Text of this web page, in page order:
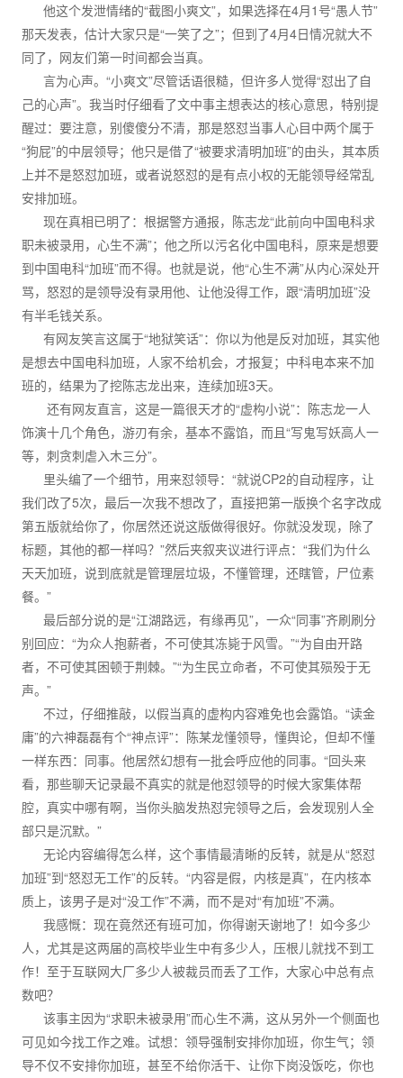
他这个发泄情绪的“截图小爽文”，如果选择在4月1号“愚人节”
那天发表，估计大家只是“一笑了之”；但到了4月4日情况就大不
同了，网友们第一时间都会当真。
言为心声。“小爽文”尽管话语很糙，但许多人觉得“怼出了自
己的心声”。我当时仔细看了文中事主想表达的核心意思，特别提
醒过：要注意，别傻傻分不清，那是怒怼当事人心目中两个属于
“狗屁”的中层领导；他只是借了“被要求清明加班”的由头，其本质
上并不是怒怼加班，或者说怒怼的是有点小权的无能领导经常乱
安排加班。
现在真相已明了：根据警方通报，陈志龙“此前向中国电科求
职未被录用，心生不满”；他之所以污名化中国电科，原来是想要
到中国电科“加班”而不得。也就是说，他“心生不满”从内心深处开
骂，怒怼的是领导没有录用他、让他没得工作，跟“清明加班”没
有半毛钱关系。
有网友笑言这属于“地狱笑话”：你以为他是反对加班，其实他
是想去中国电科加班，人家不给机会，才报复；中科电本来不加
班的，结果为了挖陈志龙出来，连续加班3天。
还有网友直言，这是一篇很天才的“虚构小说”：陈志龙一人
饰演十几个角色，游刃有余，基本不露馅，而且“写鬼写妖高人一
等，刺贪刺虐入木三分”。
里头编了一个细节，用来怼领导：“就说CP2的自动程序，让
我们改了5次，最后一次我不想改了，直接把第一版换个名字改成
第五版就给你了，你居然还说这版做得很好。你就没发现，除了
标题，其他的都一样吗？”然后夹叙夹议进行评点：“我们为什么
天天加班，说到底就是管理层垃圾，不懂管理，还瞎管，尸位素
餐。”
最后部分说的是“江湖路远，有缘再见”，一众“同事”齐刷刷分
别回应：“为众人抱薪者，不可使其冻毙于风雪。”“为自由开路
者，不可使其困顿于荆棘。”“为生民立命者，不可使其殒殁于无
声。”
不过，仔细推敲，以假当真的虚构内容难免也会露馅。“读金
庸”的六神磊磊有个“神点评”：陈某龙懂领导，懂舆论，但却不懂
一样东西：同事。他居然幻想有一批会呼应他的同事。“回头来
看，那些聊天记录最不真实的就是他怼领导的时候大家集体帮
腔，真实中哪有啊，当你头脑发热怼完领导之后，会发现别人全
部只是沉默。”
无论内容编得怎么样，这个事情最清晰的反转，就是从“怒怼
加班”到“怒怼无工作”的反转。“内容是假，内核是真”，在内核本
质上，该男子是对“没工作”不满，而不是对“有加班”不满。
我感慨：现在竟然还有班可加，你得谢天谢地了！如今多少
人，尤其是这两届的高校毕业生中有多少人，压根儿就找不到工
作！至于互联网大厂多少人被裁员而丢了工作，大家心中总有点
数吧？
该事主因为“求职未被录用”而心生不满，这从另外一个侧面也
可见如今找工作之难。试想：领导强制安排你加班，你生气；领
导不仅不安排你加班，甚至不给你活干、让你下岗没饭吃，你也